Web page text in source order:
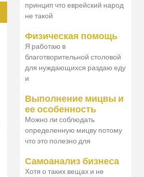
принцип что еврейский народ
не такой
Физическая помощь
Я работаю в
благотворительной столовой
для нуждающихся раздаю еду
и
Выполнение мицвы и
ее особенность
Можно ли соблюдать
определенную мицву потому
что это полезно для
Самоанализ бизнеса
Хотя о таких вещах и не